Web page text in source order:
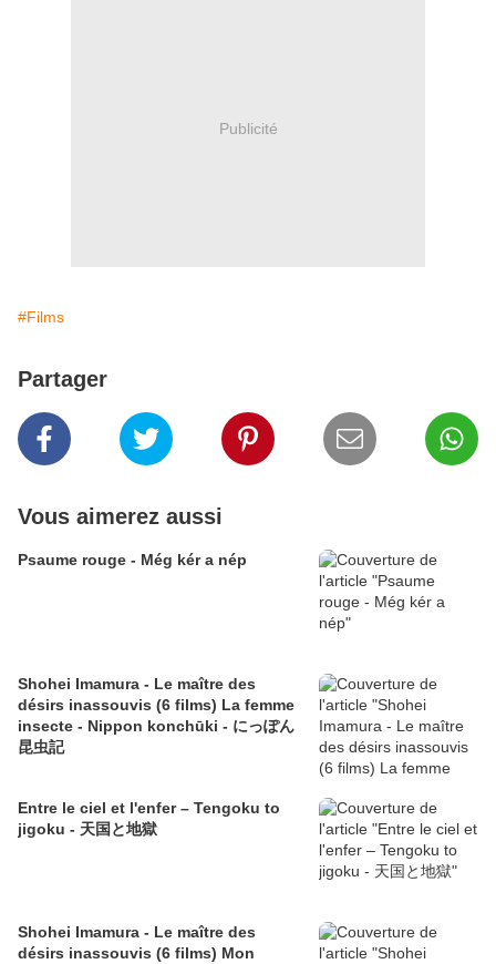
Publicité
#Films
Partager
Vous aimerez aussi
Psaume rouge - Még kér a nép
Shohei Imamura - Le maître des
désirs inassouvis (6 films) La femme
insecte - Nippon konchūki - にっぽん
昆虫記
Entre le ciel et l'enfer – Tengoku to
jigoku - 天国と地獄
Shohei Imamura - Le maître des
désirs inassouvis (6 films) Mon